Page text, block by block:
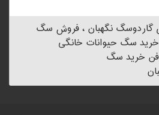
گاردوسگ نگهبان ، فروش سگ
سگ حیوانات خانگی
خرید سگ